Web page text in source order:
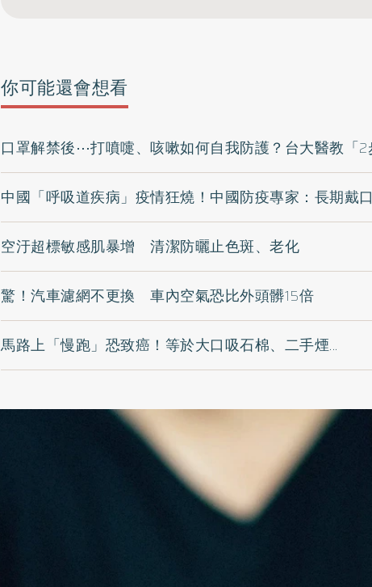
你可能還會想看
口罩解禁後⋯打噴嚏、咳嗽如何自我防護？台大醫教「2
中國「呼吸道疾病」疫情狂燒！中國防疫專家：長期戴
空汙超標敏感肌暴增 清潔防曬止色斑、老化
驚！汽車濾網不更換 車內空氣恐比外頭髒15倍
馬路上「慢跑」恐致癌！等於大口吸石棉、二手煙...